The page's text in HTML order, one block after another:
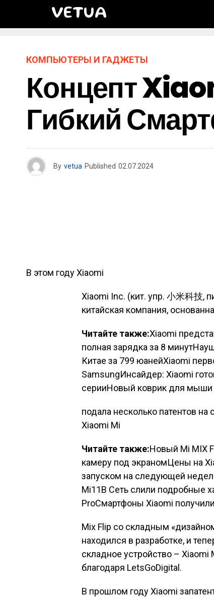
VETUA
КОМПЬЮТЕРЫ И ГАДЖЕТЫ
Концепт
Гибкий
By vetua Published 02.07.2024
В этом годуXiaomi
Xiaomi Inc. (кит. упр. 小米科技,
китайская компания,
Читайте также:Xiaomi
полная зарядка за 8
Китае за 799 юанейXiaomi
SamsungИнсайдер: Xiaomi
серииНовый коврик для мыши
подала несколько патентов
Xiaomi Mi
Читайте также:Новый Mi MIX
камеру под экраномЦены на
запуском на следующей
Mi11В Сеть слили подробные
ProСмартфоны Xiaomi
Mix Flip со складным
находился в разработке, и
складное устройство – Xiaomi
благодаря LetsGoDigital.
В прошлом году Xiaomi